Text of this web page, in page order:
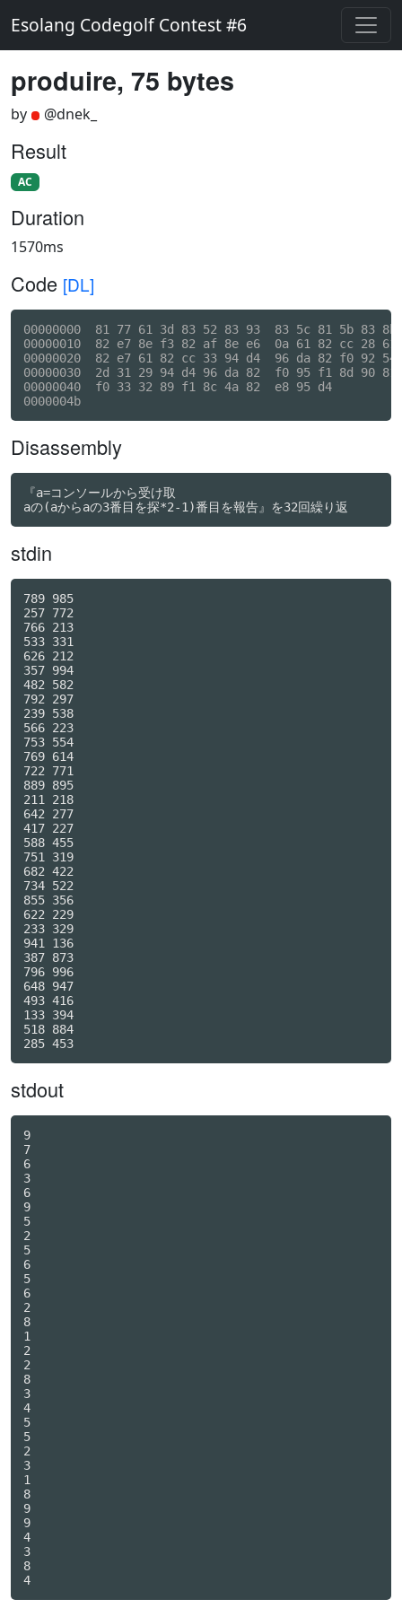
Esolang Codegolf Contest #6
produire, 75 bytes
by @dnek_
Result
AC
Duration
1570ms
Code [DL]
00000000  81 77 61 3d 83 52 83 93  83 5c 81 5b
00000010  82 e7 8e f3 82 af 8e e6  0a 61 82 cc
00000020  82 e7 61 82 cc 33 94 d4  96 da 82 f0
00000030  2d 31 29 94 d4 96 da 82  f0 95 f1 8d
00000040  f0 33 32 89 f1 8c 4a 82  e8 95 d4
Disassembly
『a=コンソールから受け取
aの(aからaの3番目を探*2-1)番目を報告』を32回繰り返
stdin
789 985
257 772
766 213
533 331
626 212
357 994
482 582
792 297
239 538
566 223
753 554
769 614
722 771
889 895
211 218
642 277
417 227
588 455
751 319
682 422
734 522
855 356
622 229
233 329
941 136
387 873
796 996
648 947
493 416
133 394
518 884
stdout
9
7
6
3
6
9
5
2
5
6
5
6
2
8
1
2
2
8
3
4
5
5
2
3
1
8
9
9
4
3
8